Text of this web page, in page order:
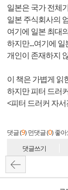
일본은 국가 전체
일본 주식회사의
여기에 일본 최대
하지만...여기에
개인이 존재하지
이 책은 가볍게 읽
하지만 피터 드러
<피터 드러커 자
댓글 (9) 먼댓글 (0) 좋아
댓글쓰기